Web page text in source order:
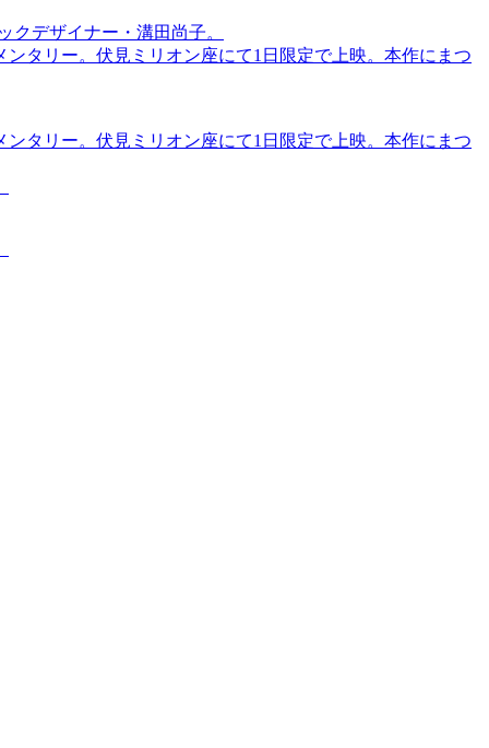
デザイナー・溝田尚子。
タリー。伏見ミリオン座にて1日限定で上映。本作にまつ
タリー。伏見ミリオン座にて1日限定で上映。本作にまつ